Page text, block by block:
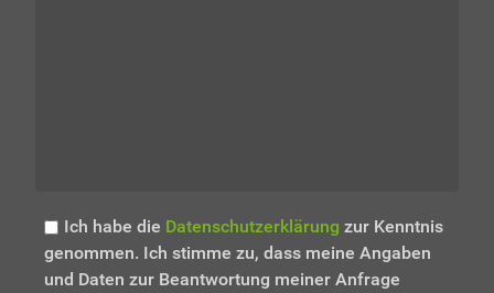
Ich habe die Datenschutzerklärung zur Kenntnis
genommen. Ich stimme zu, dass meine Angaben
und Daten zur Beantwortung meiner Anfrage